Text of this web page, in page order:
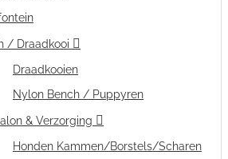
/ Draadkooi
Draadkooien
Nylon Bench / Puppyren
& Verzorging
Honden Kammen/Borstels/Scharen